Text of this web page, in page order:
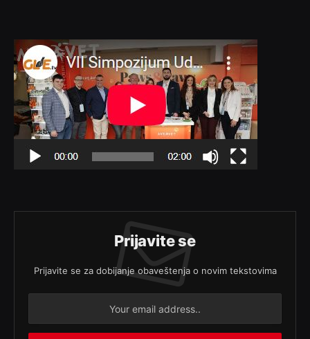
Prijavite se
Prijavite se za dobijanje obaveštenja o novim tekstovima